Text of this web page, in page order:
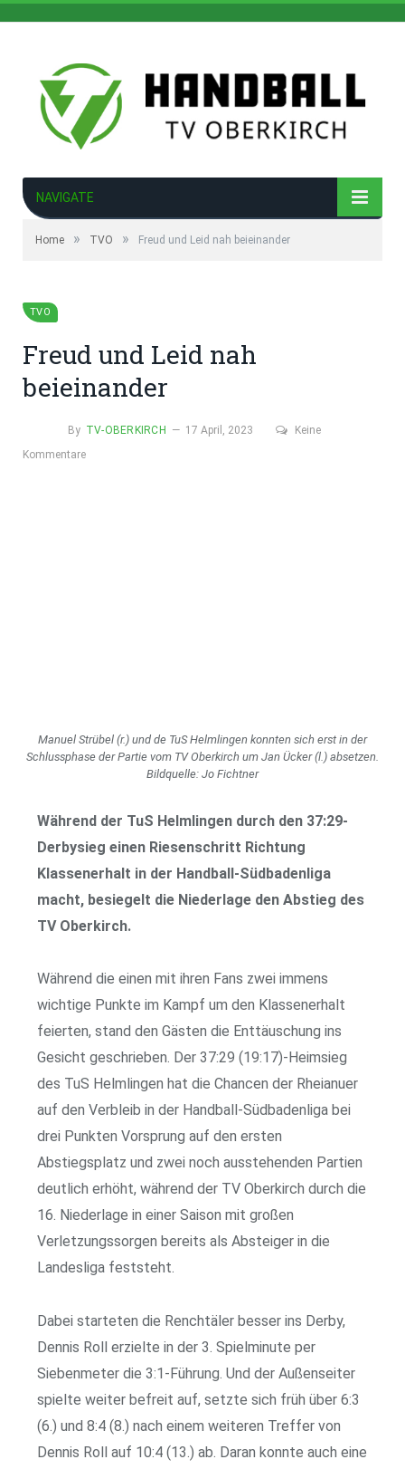
NAVIGATE
Home » TVO » Freud und Leid nah beieinander
TVO
Freud und Leid nah
beieinander
By TV-OBERKIRCH 17 April, 2023
Keine
Kommentare
Manuel Strübel (r.) und de TuS Helmlingen konnten sich erst in der
Schlussphase der Partie vom TV Oberkirch um Jan Ücker (l.) absetzen.
Bildquelle: Jo Fichtner
Während der TuS Helmlingen durch den 37:29-
Derbysieg einen Riesenschritt Richtung
Klassenerhalt in der Handball-Südbadenliga
macht, besiegelt die Niederlage den Abstieg des
TV Oberkirch.
Während die einen mit ihren Fans zwei immens
wichtige Punkte im Kampf um den Klassenerhalt
feierten, stand den Gästen die Enttäuschung ins
Gesicht geschrieben. Der 37:29 (19:17)-Heimsieg
des TuS Helmlingen hat die Chancen der Rheianuer
auf den Verbleib in der Handball-Südbadenliga bei
drei Punkten Vorsprung auf den ersten
Abstiegsplatz und zwei noch ausstehenden Partien
deutlich erhöht, während der TV Oberkirch durch die
16. Niederlage in einer Saison mit großen
Verletzungssorgen bereits als Absteiger in die
Landesliga feststeht.
Dabei starteten die Renchtäler besser ins Derby,
Dennis Roll erzielte in der 3. Spielminute per
Siebenmeter die 3:1-Führung. Und der Außenseiter
spielte weiter befreit auf, setzte sich früh über 6:3
(6.) und 8:4 (8.) nach einem weiteren Treffer von
Dennis Roll auf 10:4 (13.) ab. Daran konnte auch eine